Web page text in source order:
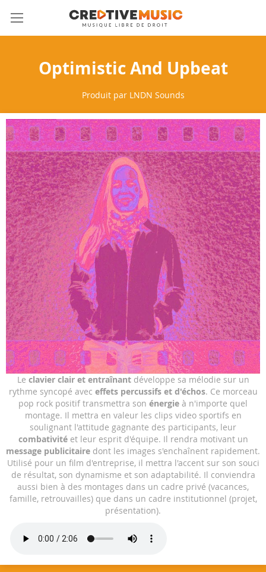
Allez
au
contenu
Optimistic And Upbeat
Produit par LNDN Sounds
Skip
to
the
end
of
the
images
gallery
Skip
to
the
beginning
of
the
images
gallery
Le clavier clair et entraînantdéveloppe sa mélodie sur un
rythme syncopé avec effets percussifs et d'échos. Ce morceau
pop rock positif transmettra son énergie à n'importe quel
montage. Il mettra en valeur les clips video sportifs en
soulignant l'attitude gagnante des participants, leur
combativitéet leur esprit d'équipe. Il rendra motivant un
message publicitaire dont les images s'enchaînent rapidement.
Utilisé pour un film d'entreprise, il mettra l'accent sur son souci
de résultat, son dynamisme et son adaptabilité. Il conviendra
aussi bien à des montages dans un cadre privé (vacances,
famille, retrouvailles) que dans un cadre institutionnel (projet,
présentation).